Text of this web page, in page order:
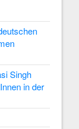
Singh
in der